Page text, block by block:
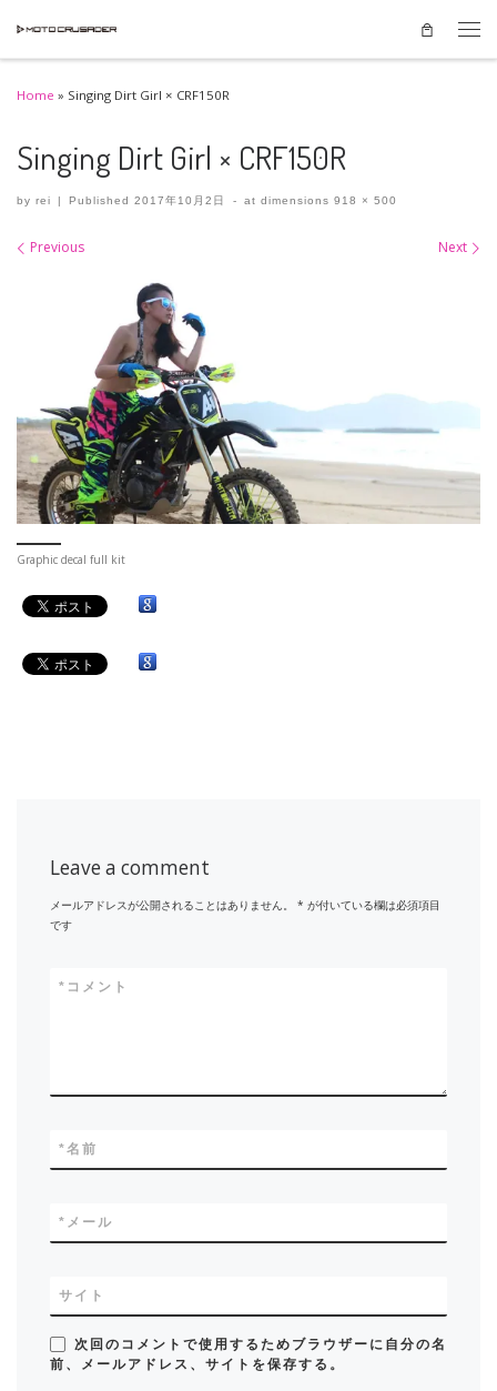
Skip to content
Home » Singing Dirt Girl × CRF150R
Singing Dirt Girl × CRF150R
by rei | Published2017年10月2日 - at dimensions 918 × 500
Images navigation
Previous Next
Graphic decal full kit
Leave a comment
メールアドレスが公開されることはありません。 * が付いている欄は必須項目
です
コメント
*
名前
*
メール
*
サイト
次回のコメントで使用するためブラウザーに自分の名
前、メールアドレス、サイトを保存する。